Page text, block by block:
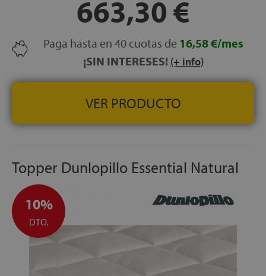
GRADO DE FIRMEZA: Suave.
+/- 7 cm.
663,30 €
Paga hasta en 40 cuotas de 16,58 €/mes
¡SIN INTERESES! (+ info)
VER PRODUCTO
Topper Dunlopillo Essential Natural
10%
DTO.